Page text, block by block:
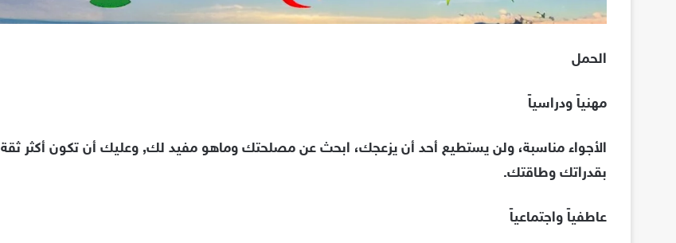
الحمل
مهنياً ودراسياً
الأجواء مناسبة، ولن يستطيع أحد أن يزعجك، ابحث عن مصلحتك وماهو مفيد لك, وعليك أن تكون أكثر ثقة
بقدراتك وطاقتك.
عاطفياً واجتماعياً